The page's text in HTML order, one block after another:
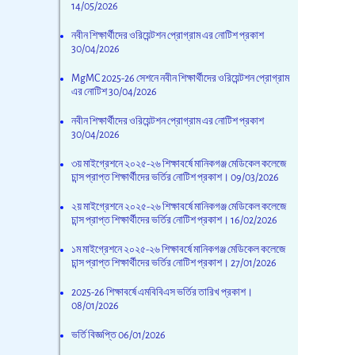
14/05/2026
নবীন শিক্ষার্থীদের ওরিয়েন্টশন প্রোগ্রাম এর নোটিশ প্রকাশ
30/04/2026
MgMC 2025-26 সেশনে নবীন শিক্ষার্থীদের ওরিয়েন্টশন প্রোগ্রাম
এর নোটিশ30/04/2026
নবীন শিক্ষার্থীদের ওরিয়েন্টশন প্রোগ্রাম এর নোটিশ প্রকাশ
30/04/2026
৩য় মাইগ্রেশনে ২০২৫-২৬ শিক্ষাবর্ষে মানিকগঞ্জ মেডিকেল কলেজে
চান্স প্রাপ্ত শিক্ষার্থীদের ভর্তির নোটিশ প্রকাশ। 09/03/2026
২য় মাইগ্রেশনে ২০২৫-২৬ শিক্ষাবর্ষে মানিকগঞ্জ মেডিকেল কলেজে
চান্স প্রাপ্ত শিক্ষার্থীদের ভর্তির নোটিশ প্রকাশ। 16/02/2026
১ম মাইগ্রেশনে ২০২৫-২৬ শিক্ষাবর্ষে মানিকগঞ্জ মেডিকেল কলেজে
চান্স প্রাপ্ত শিক্ষার্থীদের ভর্তির নোটিশ প্রকাশ। 27/01/2026
2025-26 শিক্ষাবর্ষে এমবিবিএস ভর্তির তারিখ প্রকাশ।
08/01/2026
ভর্তি বিজ্ঞপ্তি06/01/2026